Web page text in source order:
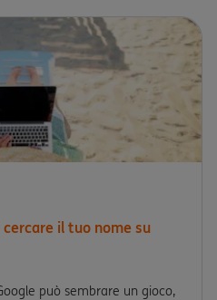
il tuo nome su
può sembrare un gioco,